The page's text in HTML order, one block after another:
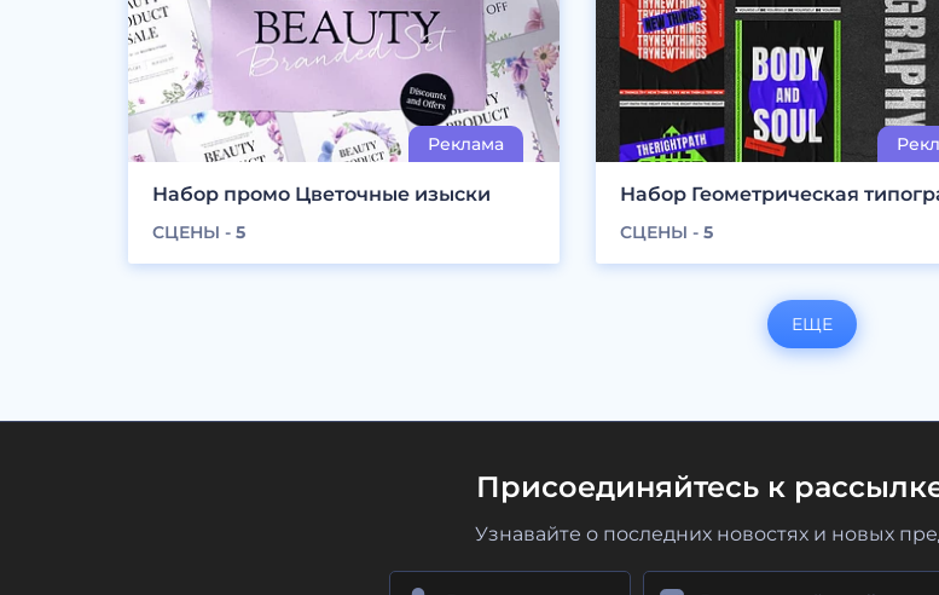
Набор промо Цветочные изыски
СЦЕНЫ -5
Набор Геометрическая
СЦЕНЫ -5
ЕЩЕ
Присоединяйтесь к
Узнавайте о последних новостях и новых